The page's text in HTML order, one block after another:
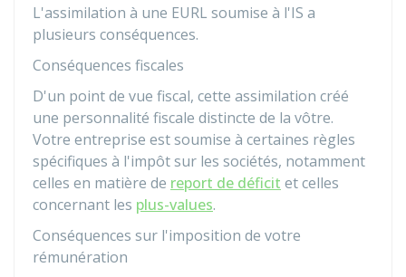
L'assimilation à une EURL soumise à l'IS a
plusieurs conséquences.
Conséquences fiscales
D'un point de vue fiscal, cette assimilation créé
une personnalité fiscale distincte de la vôtre.
Votre entreprise est soumise à certaines règles
spécifiques à l'impôt sur les sociétés, notamment
celles en matière de report de déficit et celles
concernant les plus-values.
Conséquences sur l'imposition de votre
rémunération